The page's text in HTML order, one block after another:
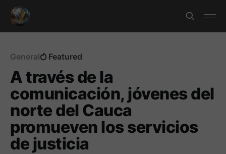
General Featured
A través de la
comunicación, jóvenes del
norte del Cauca
promueven los servicios
de justicia